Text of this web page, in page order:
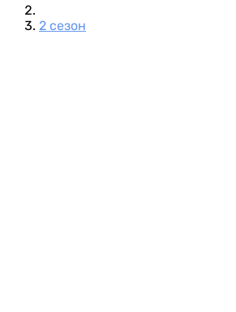
2 сезон